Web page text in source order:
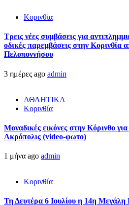
Κορινθία
Τρεις νέες συμβάσεις για
οδικές παρεμβάσεις στην Κορινθία
Πελοποννήσου
3 ημέρες ago admin
ΑΘΛΗΤΙΚΑ
Κορινθία
Μοναδικές εικόνες στην Κόρινθο
Ακρόπολις (video-φωτο)
1 μήνα ago admin
Κορινθία
Τη Δευτέρα 6 Ιουλίου η 14η Μεγάλη